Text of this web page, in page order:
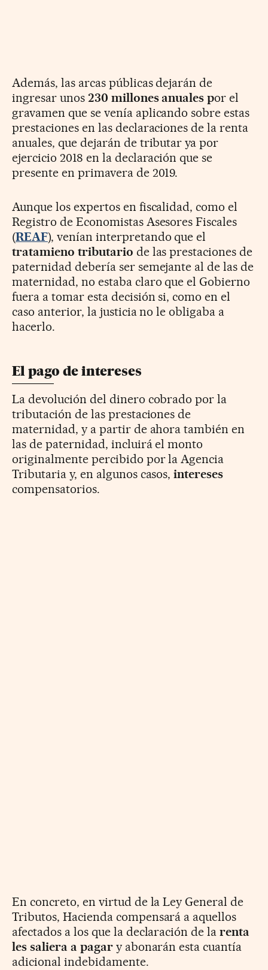
Además, las arcas públicas dejarán de
ingresar unos230 millones anuales por el
gravamen que se venía aplicando sobre estas
prestaciones en las declaraciones de la renta
anuales, que dejarán de tributar ya por
ejercicio 2018 en la declaración que se
presente en primavera de 2019.
Aunque los expertos en fiscalidad, como el
Registro de Economistas Asesores Fiscales
(REAF), venían interpretando que el
tratamieno tributario de las prestaciones de
paternidad debería ser semejante al de las de
maternidad, no estaba claro que el Gobierno
fuera a tomar esta decisión si, como en el
caso anterior, la justicia no le obligaba a
hacerlo.
El pago de intereses
La devolución del dinero cobrado por la
tributación de las prestaciones de
maternidad, y a partir de ahora también en
las de paternidad, incluirá el monto
originalmente percibido por la Agencia
Tributaria y, en algunos casos,intereses
compensatorios.
En concreto, en virtud de la Ley General de
Tributos, Hacienda compensará a aquellos
afectados a los que la declaración de larenta
les saliera a pagary abonarán esta cuantía
adicional indebidamente.